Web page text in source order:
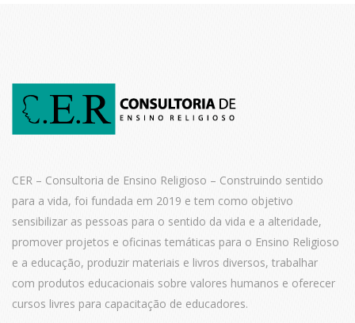
CER – Consultoria de Ensino Religioso – Construindo sentido
para a vida, foi fundada em 2019 e tem como objetivo
sensibilizar as pessoas para o sentido da vida e a alteridade,
promover projetos e oficinas temáticas para o Ensino Religioso
e a educação, produzir materiais e livros diversos, trabalhar
com produtos educacionais sobre valores humanos e oferecer
cursos livres para capacitação de educadores.